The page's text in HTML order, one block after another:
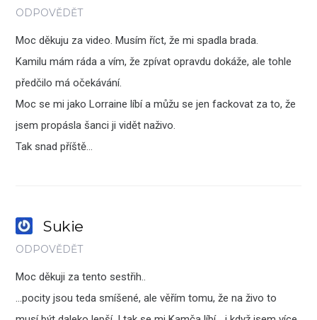
ODPOVĚDĚT
Moc děkuju za video. Musím říct, že mi spadla brada.
Kamilu mám ráda a vím, že zpívat opravdu dokáže, ale tohle
předčilo má očekávání.
Moc se mi jako Lorraine líbí a můžu se jen fackovat za to, že
jsem propásla šanci ji vidět naživo.
Tak snad příště…
Sukie
ODPOVĚDĚT
Moc děkuji za tento sestřih..
…pocity jsou teda smíšené, ale věřím tomu, že na živo to